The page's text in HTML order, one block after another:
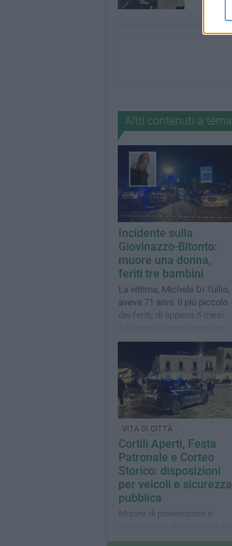
Altri contenuti a tema
Incidente sulla
Giovinazzo-Bitonto:
muore una donna,
feriti tre bambini
La vittima, Michela Di Tullio,
aveva 71 anni. Il più piccolo
dei feriti, di appena 5 mesi,
per delle fratture craniche
VITA DI CITTÀ
Cortili Aperti, Festa
Patronale e Corteo
Storico: disposizioni
per veicoli e sicurezza
pubblica
Misure di prevenzione e
tre distinte ordinanze del